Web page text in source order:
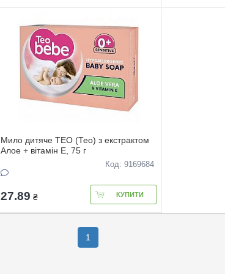
Мило дитяче TEO (Тео) з екстрактом
Алое + вітамін Е, 75 г
Код: 9169684
27.89 ₴ КУПИТИ
1